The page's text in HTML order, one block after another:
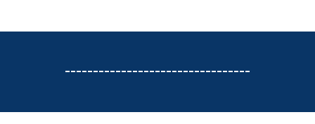
---------------------------------